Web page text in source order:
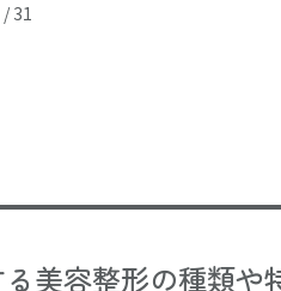
31
美容整形の種類や